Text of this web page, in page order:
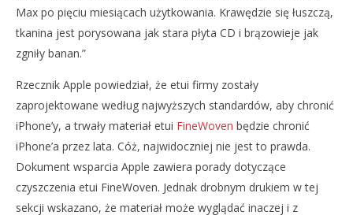
NOW VIEWING
JAK ZACHOWUJE SIĘ ETUI FINEWOVEN PO KILKU
lutego
2024
Aleksandra
Pych
Max po pięciu miesiącach użytkowania. Krawędzie się łuszczą,
tkanina jest porysowana jak stara płyta CD i brązowieje jak
zgniły banan.”
Rzecznik Apple powiedział, że etui firmy zostały
zaprojektowane według najwyższych standardów, aby chronić
iPhone’y, a trwały materiał etui FineWoven będzie chronić
iPhone’a przez lata. Cóż, najwidoczniej nie jest to prawda.
Dokument wsparcia Apple zawiera porady dotyczące
czyszczenia etui FineWoven. Jednak drobnym drukiem w tej
sekcji wskazano, że materiał może wyglądać inaczej i z